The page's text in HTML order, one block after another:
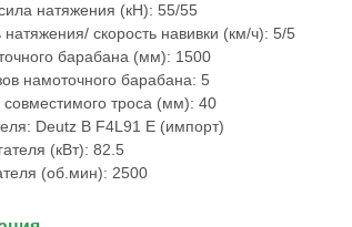
натяжения (кН): 55/55
натяжения/ скорость навивки (км/ч): 5/5
барабана (мм): 1500
намоточного барабана: 5
троса (мм): 40
Deutz B F4L91 E (импорт)
(кВт): 82.5
(об.мин): 2500